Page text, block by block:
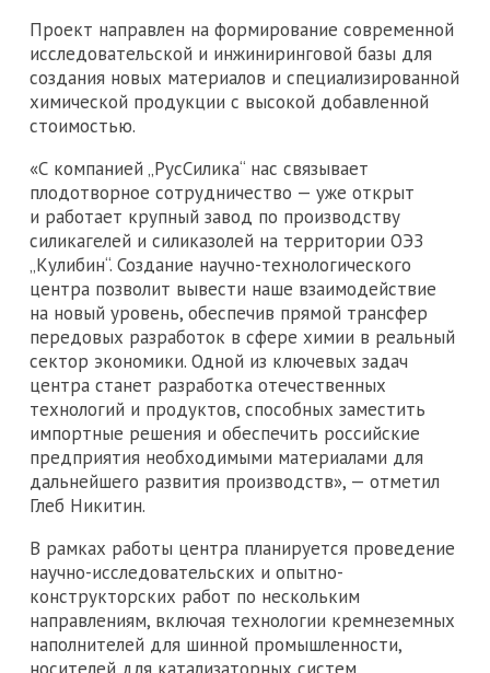
Проект направлен на формирование современной
исследовательской и инжиниринговой базы для
создания новых материалов и специализированной
химической продукции с высокой добавленной
стоимостью.
«С компанией „РусСилика“ нас связывает
плодотворное сотрудничество — уже открыт
и работает крупный завод по производству
силикагелей и силиказолей на территории ОЭЗ
„Кулибин“. Создание научно-технологического
центра позволит вывести наше взаимодействие
на новый уровень, обеспечив прямой трансфер
передовых разработок в сфере химии в реальный
сектор экономики. Одной из ключевых задач
центра станет разработка отечественных
технологий и продуктов, способных заместить
импортные решения и обеспечить российские
предприятия необходимыми материалами для
дальнейшего развития производств», — отметил
Глеб Никитин.
В рамках работы центра планируется проведение
научно-исследовательских и опытно-
конструкторских работ по нескольким
направлениям, включая технологии кремнеземных
наполнителей для шинной промышленности,